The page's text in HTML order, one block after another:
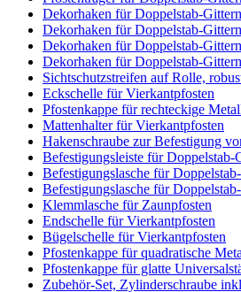
Dekorhaken für Doppelstab-
Dekorhaken für Doppelstab-
Dekorhaken für Doppelstab-
Dekorhaken für Doppelstab-
Sichtschutzstreifen auf Rolle,
Eckschelle für Vierkantpfosten
Pfostenkappe für rechteckige
Mattenhalter für Vierkantpfosten
Hakenschraube zur Befestigung
Befestigungsleiste für Doppelstab-
Befestigungslasche für
Befestigungslasche für
Klemmlasche für Zaunpfosten
Endschelle für Vierkantpfosten
Bügelschelle für Vierkantpfosten
Pfostenkappe für quadratische
Pfostenkappe für glatte
Zubehör-Set, Zylinderschraube